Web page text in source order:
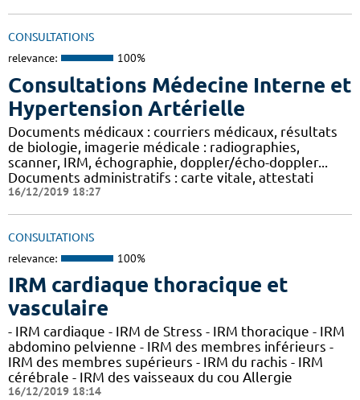
CONSULTATIONS
relevance: 100%
Consultations Médecine Interne et
Hypertension Artérielle
Documents médicaux : courriers médicaux, résultats
de biologie, imagerie médicale : radiographies,
scanner, IRM, échographie, doppler/écho-doppler...
Documents administratifs : carte vitale, attestati
16/12/2019 18:27
CONSULTATIONS
relevance: 100%
IRM cardiaque thoracique et
vasculaire
- IRM cardiaque - IRM de Stress - IRM thoracique - IRM
abdomino pelvienne - IRM des membres inférieurs -
IRM des membres supérieurs - IRM du rachis - IRM
cérébrale - IRM des vaisseaux du cou Allergie
16/12/2019 18:14